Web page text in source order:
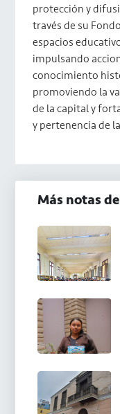
protección y
través de su
espacios
impulsando
conocimiento
promoviendo la
de la capital y
y pertenencia de
Más notas